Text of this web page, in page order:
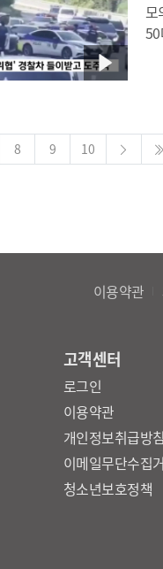
모
50
실
8 9 10
이용약관
고객센터
로그인
이용약관
개인정보취급방침
이메일무단수집
청소년보호정책